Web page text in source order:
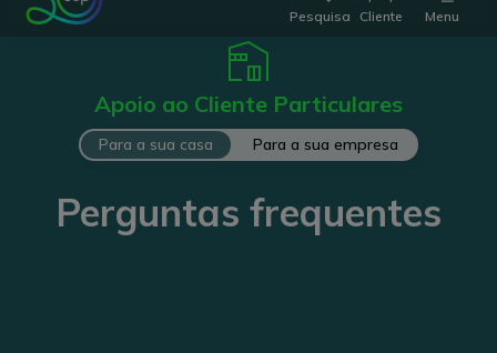
Pesquisa Cliente Menu
Apoio ao Cliente Particulares
Para a sua casa Para a sua empresa
Perguntas frequentes